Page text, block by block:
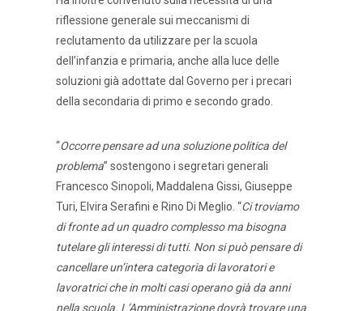
riflessione generale sui meccanismi di
reclutamento da utilizzare per la scuola
dell’infanzia e primaria, anche alla luce delle
soluzioni già adottate dal Governo per i precari
della secondaria di primo e secondo grado.
“Occorre pensare ad una soluzione politica del
problema” sostengono i segretari generali
Francesco Sinopoli, Maddalena Gissi, Giuseppe
Turi, Elvira Serafini e Rino Di Meglio. “Ci troviamo
di fronte ad un quadro complesso ma bisogna
tutelare gli interessi di tutti. Non si può pensare di
cancellare un’intera categoria di lavoratori e
lavoratrici che in molti casi operano già da anni
nella scuola. L’Amministrazione dovrà trovare una